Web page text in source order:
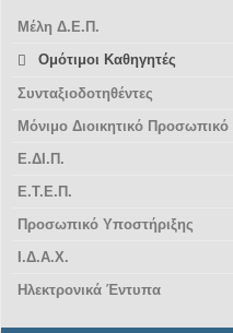
Μέλη Δ.Ε.Π.
Ομότιμοι Καθηγητές
Συνταξιοδοτηθέντες
Μόνιμο Διοικητικό Προσωπικό
Ε.ΔΙ.Π.
Ε.Τ.Ε.Π.
Προσωπικό Υποστήριξης
Ι.Δ.Α.Χ.
Ηλεκτρονικά Έντυπα